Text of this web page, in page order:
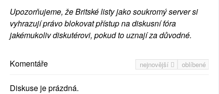
Upozorňujeme, že Britské listy jako soukromý server si
vyhrazují právo blokovat přístup na diskusní fóra
jakémukoliv diskutérovi, pokud to uznají za důvodné.
nejnovější oblíbené
Komentáře
Diskuse je prázdná.